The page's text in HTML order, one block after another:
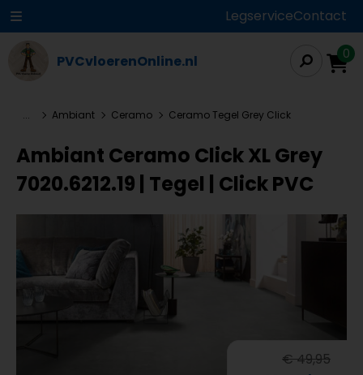
LegserviceContact
PVCvloerenOnline.nl 0
... Ambiant Ceramo Ceramo Tegel Grey Click
Ambiant Ceramo Click XL Grey
7020.6212.19 | Tegel | Click PVC
€ 49,95